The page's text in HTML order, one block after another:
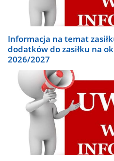
Informacja na temat
dodatków do zasiłku na
2026/2027